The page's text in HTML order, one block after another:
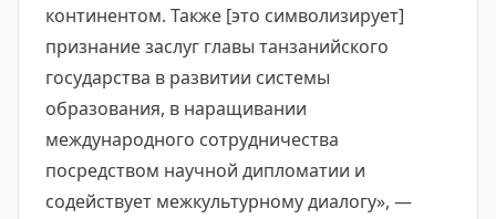
континентом. Также [это символизирует]
признание заслуг главы танзанийского
государства в развитии системы
образования, в наращивании
международного сотрудничества
посредством научной дипломатии и
содействует межкультурному диалогу», —